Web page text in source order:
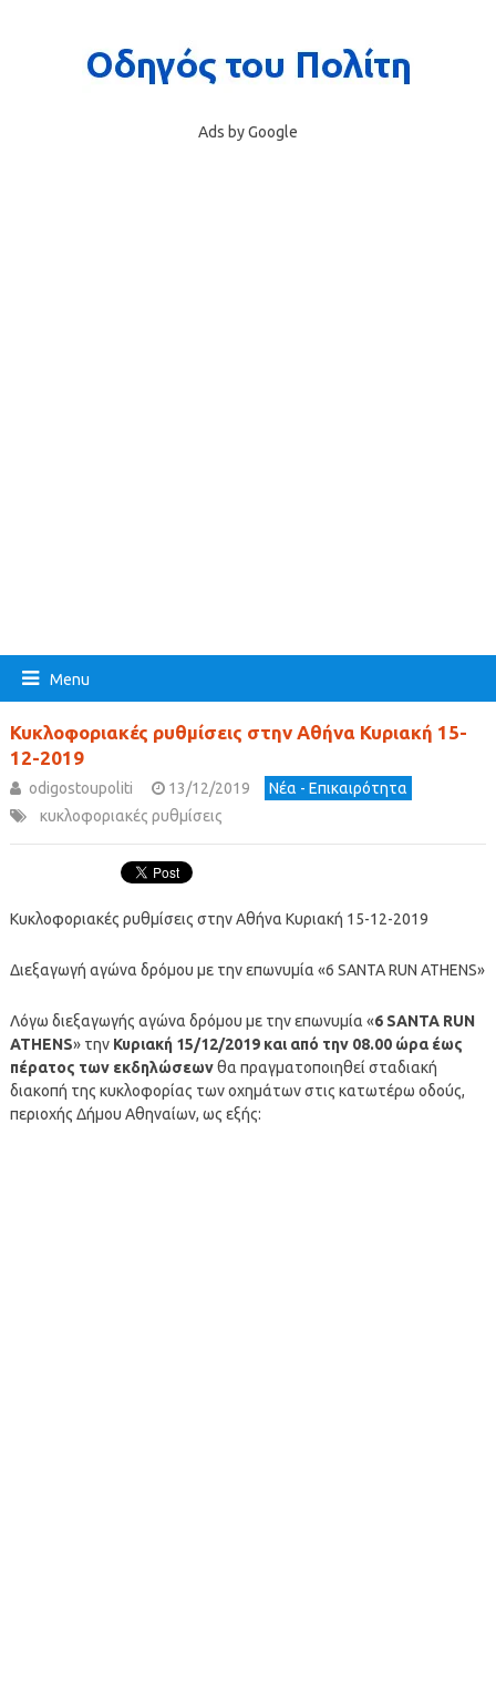
Ads by Google
Menu
Κυκλοφοριακές ρυθμίσεις στην Αθήνα Κυριακή 15-
12-2019
odigostoupoliti 13/12/2019
Νέα - Επικαιρότητα
κυκλοφοριακές ρυθμίσεις
Κυκλοφοριακές ρυθμίσεις στην Αθήνα Κυριακή 15-12-2019
Διεξαγωγή αγώνα δρόμου με την επωνυμία «6 SANTA RUN ATHENS»
Λόγω διεξαγωγής αγώνα δρόμου με την επωνυμία «6 SANTA RUN
ATHENS» την Κυριακή 15/12/2019 και από την 08.00 ώρα έως
πέρατος των εκδηλώσεωνθα πραγματοποιηθεί σταδιακή
διακοπή της κυκλοφορίας των οχημάτων στις κατωτέρω οδούς,
περιοχής Δήμου Αθηναίων, ως εξής: